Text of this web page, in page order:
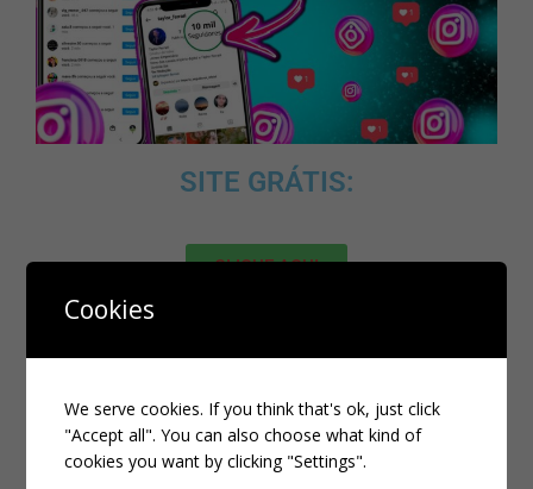
SITE GRÁTIS:
CLIQUE AQUI
MELHOR SITE PARA COMPRAR
SEGUIDORES BRASILEIROS DE
CLIQUE AQUI
Cookies
We serve cookies. If you think that's ok, just click
"Accept all". You can also choose what kind of
cookies you want by clicking "Settings".